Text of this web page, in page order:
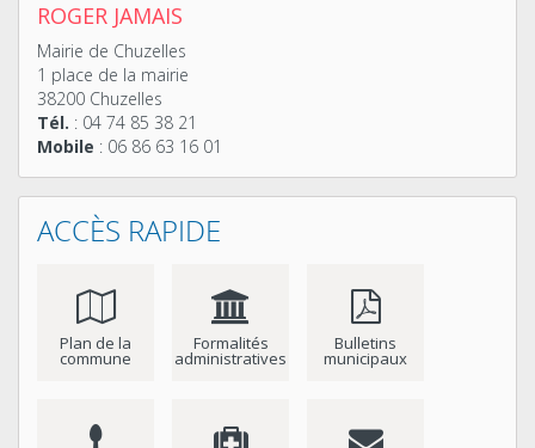
ROGER JAMAIS
Mairie de Chuzelles
1 place de la mairie
38200 Chuzelles
Tél. : 04 74 85 38 21
Mobile : 06 86 63 16 01
ACCÈS RAPIDE
Plan de la
commune
Formalités
administratives
Bulletins
municipaux